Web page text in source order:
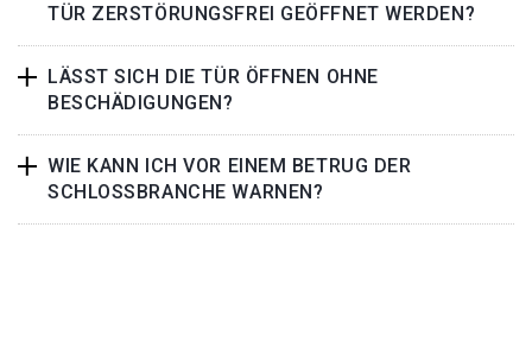
TÜR ZERSTÖRUNGSFREI GEÖFFNET WERDEN?
LÄSST SICH DIE TÜR ÖFFNEN OHNE
BESCHÄDIGUNGEN?
WIE KANN ICH VOR EINEM BETRUG DER
SCHLOSSBRANCHE WARNEN?